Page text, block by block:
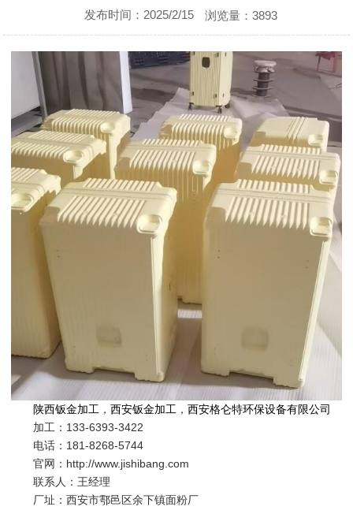
发布时间：2025/2/15 浏览量：3893
陕西钣金加工 ，西安钣金加工 ，西安格仑特环保设备有限公司
加工： 133-6393-3422
电话：181-8268-5744
官网：http://www.jishibang.com
联系人：王经理
厂址：西安市鄠邑区余下镇面粉厂